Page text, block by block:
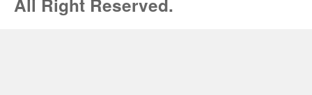
All Right Reserved.